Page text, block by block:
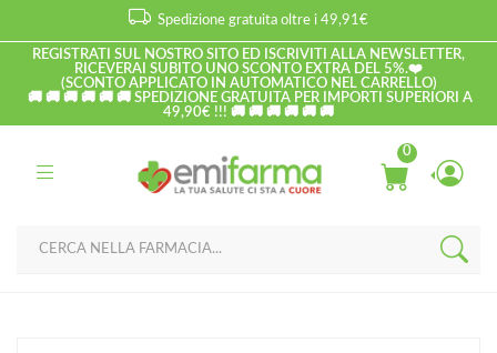
Spedizione gratuita oltre i 49,91€
REGISTRATI SUL NOSTRO SITO ED ISCRIVITI ALLA NEWSLETTER,
RICEVERAI SUBITO UNO SCONTO EXTRA DEL 5%.❤️
(SCONTO APPLICATO IN AUTOMATICO NEL CARRELLO)
🚚 🚚 🚚 🚚 🚚 🚚 SPEDIZIONE GRATUITA PER IMPORTI SUPERIORI A
49,90€ !!! 🚚 🚚 🚚 🚚 🚚 🚚
0